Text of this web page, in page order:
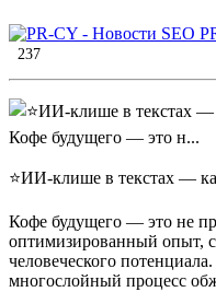
237
⭐️ИИ-клише в текстах —
Кофе будущего — это не
оптимизированный опыт,
человеческого
многослойный процесс